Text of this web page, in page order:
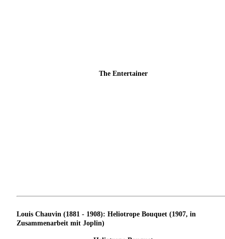
The Entertainer
Louis Chauvin (1881 - 1908): Heliotrope Bouquet (1907, in
Zusammenarbeit mit Joplin)